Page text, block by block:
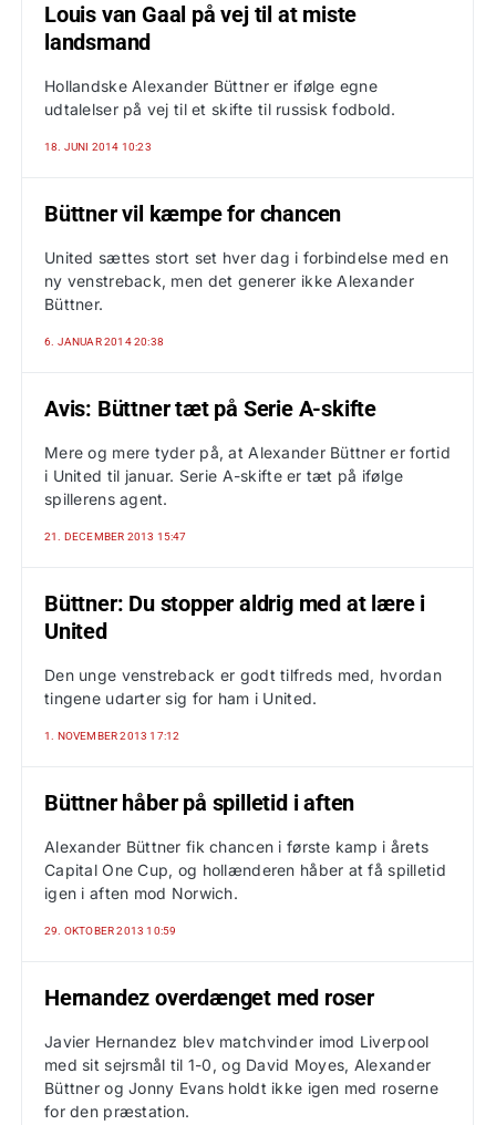
Louis van Gaal på vej til at miste
landsmand
Hollandske Alexander Büttner er ifølge egne
udtalelser på vej til et skifte til russisk fodbold.
18. JUNI 2014 10:23
Büttner vil kæmpe for chancen
United sættes stort set hver dag i forbindelse med en
ny venstreback, men det generer ikke Alexander
Büttner.
6. JANUAR 2014 20:38
Avis: Büttner tæt på Serie A-skifte
Mere og mere tyder på, at Alexander Büttner er fortid
i United til januar. Serie A-skifte er tæt på ifølge
spillerens agent.
21. DECEMBER 2013 15:47
Büttner: Du stopper aldrig med at lære i
United
Den unge venstreback er godt tilfreds med, hvordan
tingene udarter sig for ham i United.
1. NOVEMBER 2013 17:12
Büttner håber på spilletid i aften
Alexander Büttner fik chancen i første kamp i årets
Capital One Cup, og hollænderen håber at få spilletid
igen i aften mod Norwich.
29. OKTOBER 2013 10:59
Hernandez overdænget med roser
Javier Hernandez blev matchvinder imod Liverpool
med sit sejrsmål til 1-0, og David Moyes, Alexander
Büttner og Jonny Evans holdt ikke igen med roserne
for den præstation.